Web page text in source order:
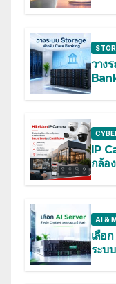
วาง
IP
กล้อ
AI &
เลือ
ระบ